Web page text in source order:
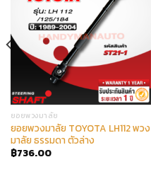
ยอยพวงมาลัย
ยอยพวงมาลัย TOYOTA LH112 พวง
มาลัย ธรรมดา ตัวล่าง
฿736.00